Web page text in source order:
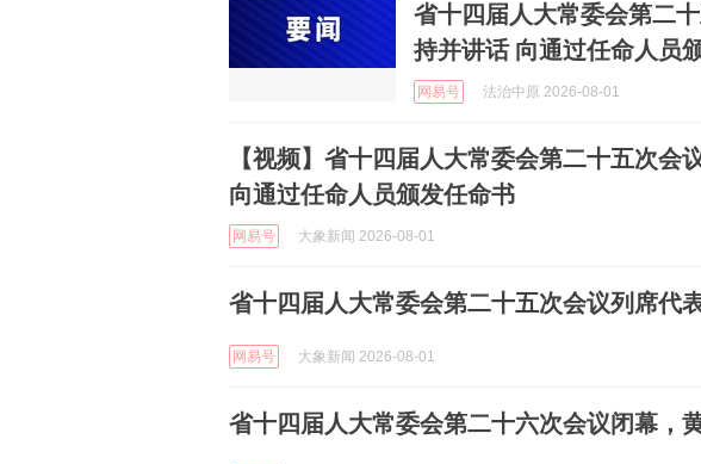
省十四届人大常委会第二
持并讲话 向通过任命人员
网易号 法治中原 2026-08-01
【视频】省十四届人大常委会第二十五次会
向通过任命人员颁发任命书
网易号 大象新闻 2026-08-01
省十四届人大常委会第二十五次会议列席代
网易号 大象新闻 2026-08-01
省十四届人大常委会第二十六次会议闭幕，